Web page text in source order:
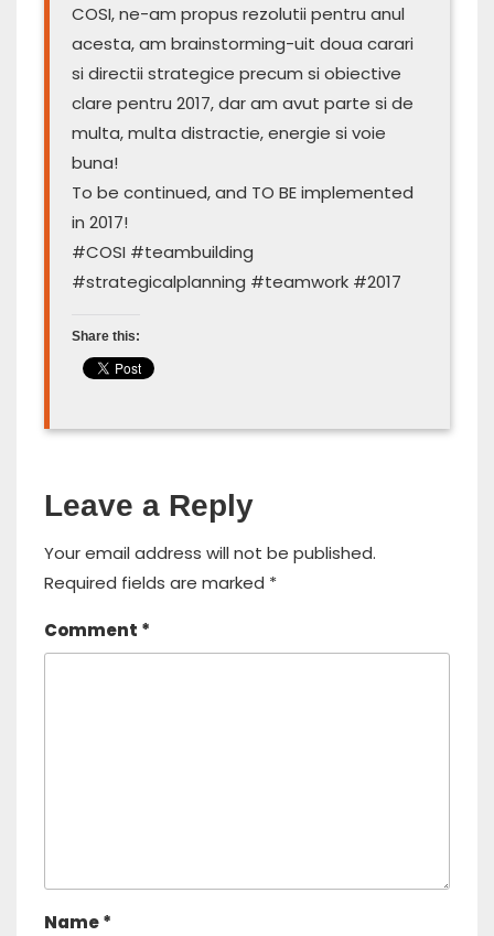
COSI, ne-am propus rezolutii pentru anul
acesta, am brainstorming-uit doua carari
si directii strategice precum si obiective
clare pentru 2017, dar am avut parte si de
multa, multa distractie, energie si voie
buna!
To be continued, and TO BE implemented
in 2017!
#COSI #teambuilding
#strategicalplanning #teamwork #2017
Share this:
Leave a Reply
Your email address will not be published.
Required fields are marked *
Comment *
Name*